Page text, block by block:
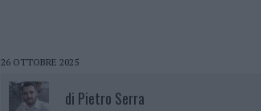
26 OTTOBRE 2025
di Pietro Serra